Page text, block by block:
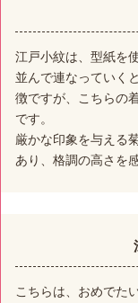
江戸小紋は、型紙を
並んで連なっていく
徴ですが、こちらの
です。
厳かな印象を与える
あり、格調の高さを
こちらは、おめでた